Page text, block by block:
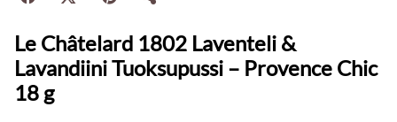
Le Châtelard 1802 Laventeli &
Lavandiini Tuoksupussi – Provence Chic
18 g